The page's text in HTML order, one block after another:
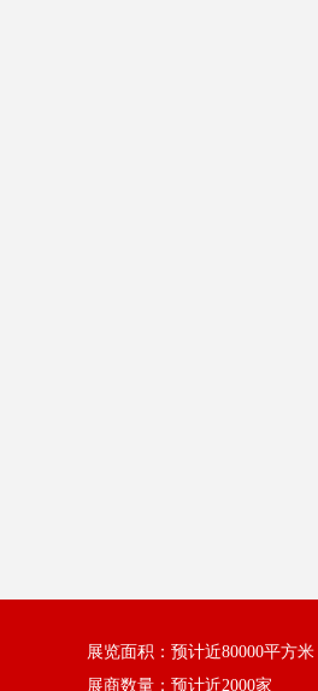
展览面积：预计近80000平方米
展商数量：预计近2000家